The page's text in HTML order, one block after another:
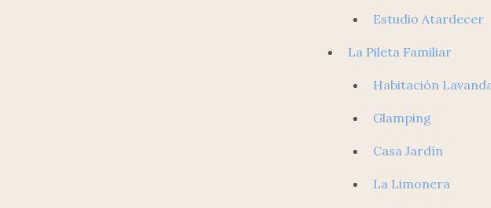
Estudio Atardecer
La Pileta Familiar
Habitación
Glamping
Casa Jardín
La Limonera